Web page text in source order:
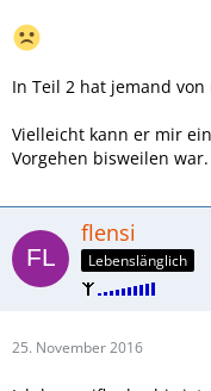
In Teil 2 hat jemand
Vielleicht kann er mir
Vorgehen bisweilen war.
flensi
Lebenslänglich
25. November 2016